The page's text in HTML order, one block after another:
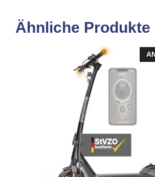
Ähnliche Produkte